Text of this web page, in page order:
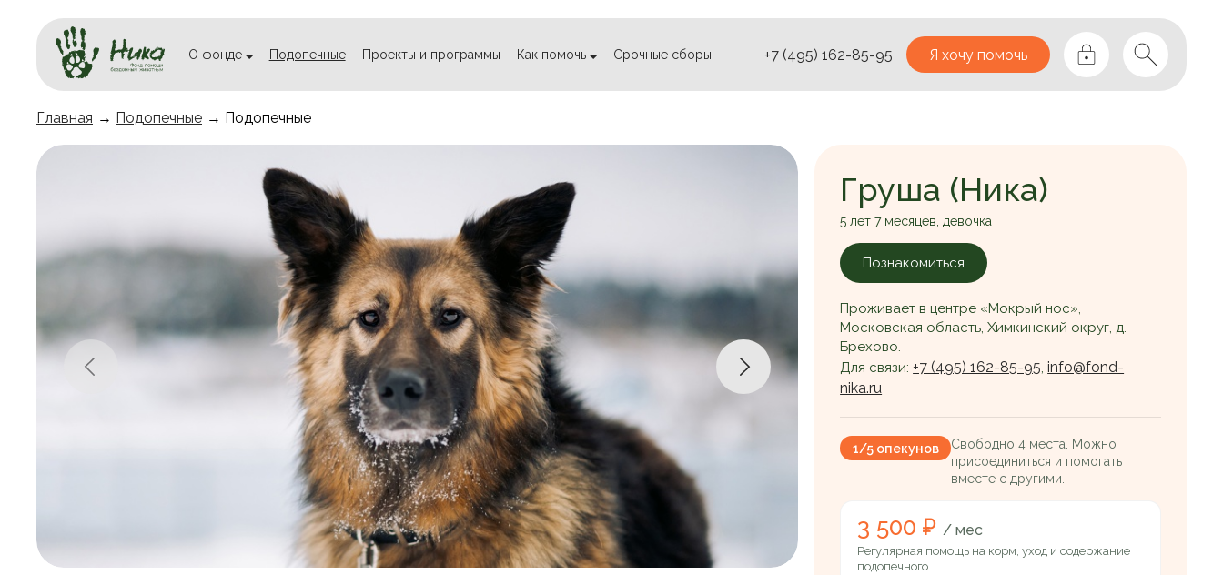
О фонде Подопечные Проекты и программы Как помочь Срочные сборы +7 (495) 162-85-95 Я хочу помочь
Главная → Подопечные → Подопечные
Груша (Ника)
5 лет 7 месяцев, девочка
Познакомиться
Проживает в центре «Мокрый нос»,
Московская область, Химкинский округ, д.
Брехово.
Для связи:+7 (495) 162-85-95,info@fond-
nika.ru
1/5 опекунов
Свободно 4 места. Можно
присоединиться и помогать
вместе с другими.
3 500 ₽ / мес
Регулярная помощь на корм, уход и содержание
подопечного.